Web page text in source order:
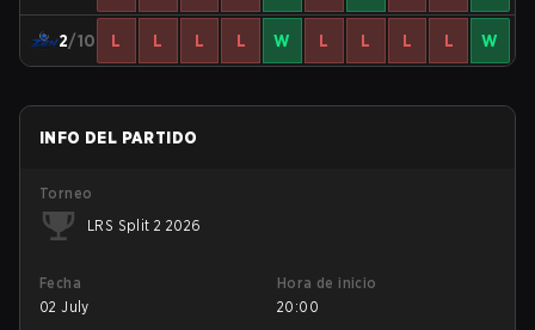
2/10 L L L L W L L L L W
INFO DEL PARTIDO
Torneo
LRS Split 2 2026
Fecha
02 July
Hora de inicio
20:00